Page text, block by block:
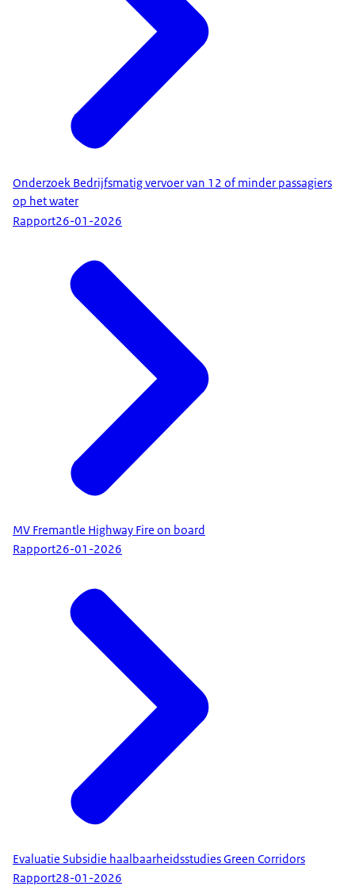
Onderzoek Bedrijfsmatig vervoer van 12 of minder passagiers
op het water
Rapport26-01-2026
MV Fremantle Highway Fire on board
Rapport26-01-2026
Evaluatie Subsidie haalbaarheidsstudies Green Corridors
Rapport28-01-2026